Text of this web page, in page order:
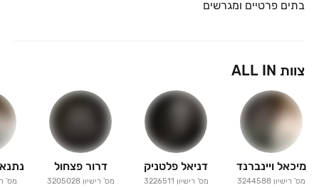
צוות ALL IN
מיכאל ויינברנד
מס' רישיון 3244588
דניאל פלטניק
מס' רישיון 3226511
דרור פצחול
מס' רישיון 3205028 מס'